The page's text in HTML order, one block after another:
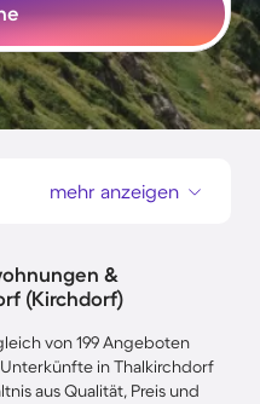
mehr anzeigen
&
(Kirchdorf)
von 199 Angeboten
in Thalkirchdorf
aus Qualität, Preis und